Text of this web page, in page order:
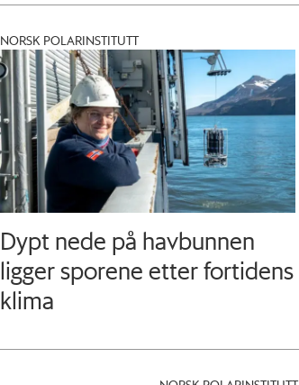
NORSK POLARINSTITUTT
Dypt nede på havbunnen
ligger sporene etter fortidens
klima